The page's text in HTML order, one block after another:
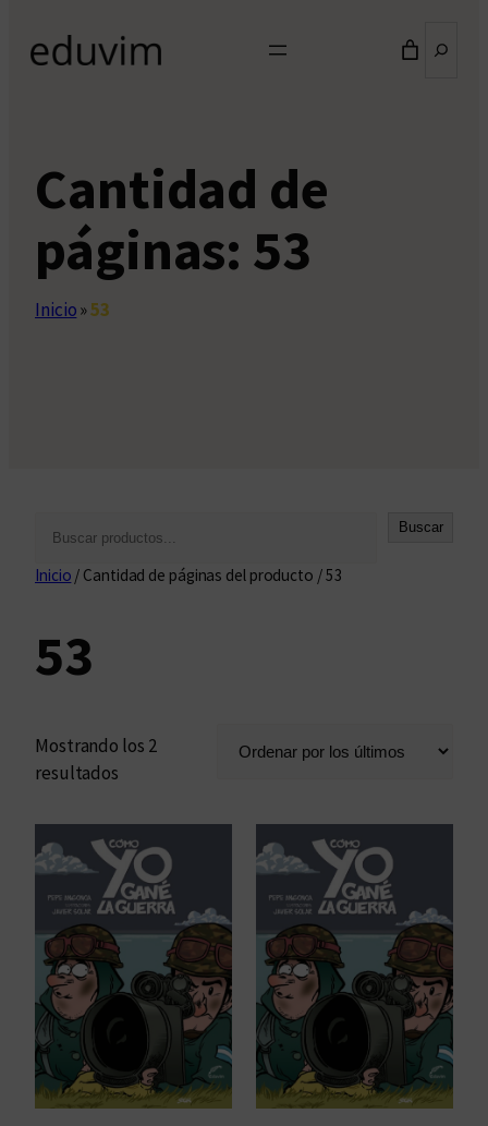
Cantidad de
páginas: 53
Inicio»53
s
r
Buscar
Inicio / Cantidad de páginas del producto / 53
53
Mostrando los 2
resultados
d
e
n
a
d
o
p
o